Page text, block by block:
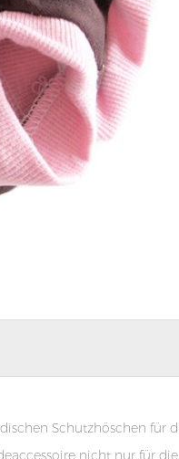
Schutzhöschen für
nicht nur für die